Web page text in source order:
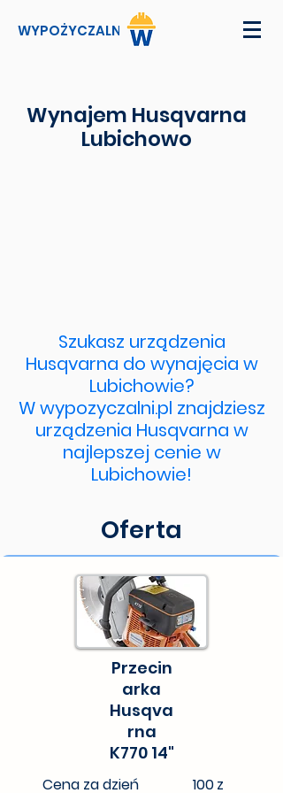
WYPOŻYCZALNI
Wynajem Husqvarna
Lubichowo
Szukasz urządzenia
Husqvarna do wynajęcia w
Lubichowie?
W wypozyczalni.pl znajdziesz
urządzenia Husqvarna w
najlepszej cenie w
Lubichowie!
Oferta
Przecin
arka
Husqva
rna
K770 14"
Cena za dzień 100z